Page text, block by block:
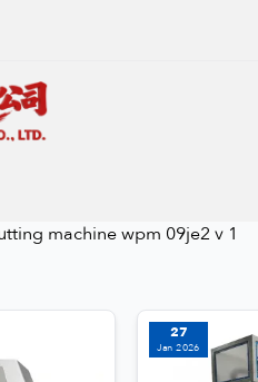
machine wpm 09je2 v 1
27
Jan 2026